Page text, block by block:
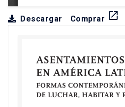
Descargar Comprar launch